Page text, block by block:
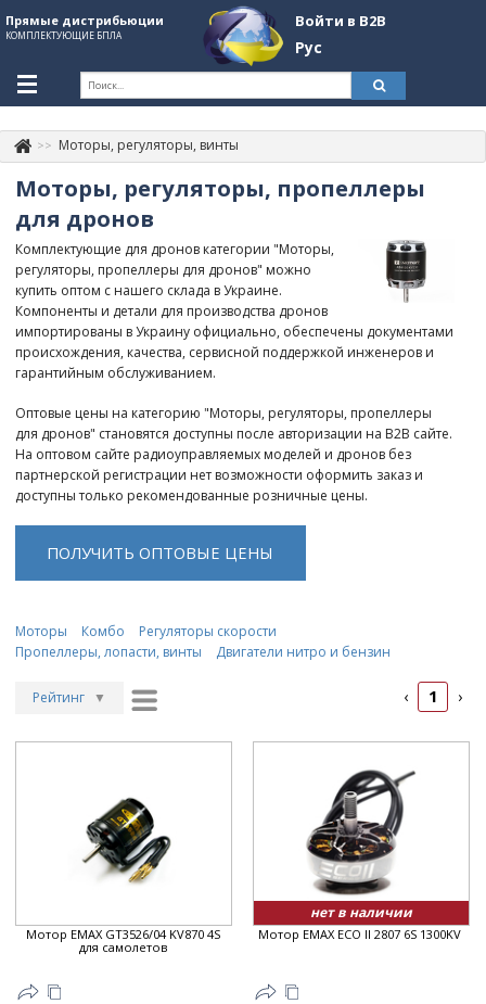
Прямые дистрибьюции
КОМПЛЕКТУЮЩИЕ БПЛА
Войти в B2B
Рус
+380507774092 Контакты
About Company
Обзоры
Категории
Бренды
Войти в B2B
Стать партнером
Моторы, регуляторы, винты
Моторы, регуляторы, пропеллеры
для дронов
Комплектующие для дронов категории "Моторы,
регуляторы, пропеллеры для дронов" можно
купить оптом с нашего склада в Украине.
Компоненты и детали для производства дронов
импортированы в Украину официально, обеспечены документами
происхождения, качества, сервисной поддержкой инженеров и
гарантийным обслуживанием.
Оптовые цены на категорию "Моторы, регуляторы, пропеллеры
для дронов" становятся доступны после авторизации на B2B сайте.
На оптовом сайте радиоуправляемых моделей и дронов без
партнерской регистрации нет возможности оформить заказ и
доступны только рекомендованные розничные цены.
ПОЛУЧИТЬ ОПТОВЫЕ ЦЕНЫ
Моторы Комбо
Регуляторы скорости
Пропеллеры, лопасти, винты
Двигатели нитро и бензин
Рейтинг ▼
▲
▼
‹ 1 ›
Мотор EMAX GT3526/04 KV870 4S
для самолетов
нет в наличии
Мотор EMAX ECO II 2807 6S 1300KV